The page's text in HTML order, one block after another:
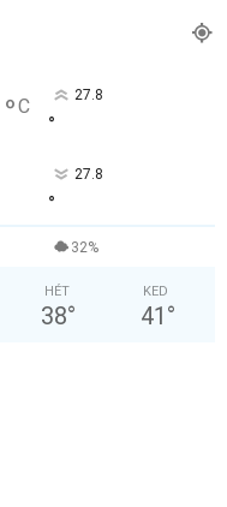
°C 27.8
°
27.8
°
32%
HÉT
38°
KED
41 °